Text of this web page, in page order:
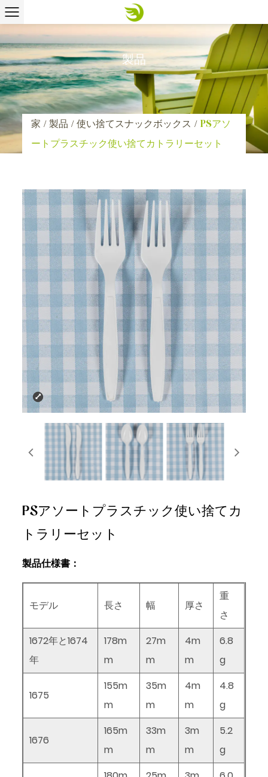
製品
家 /製品 /使い捨てスナックボックス / PSアソ
ートプラスチック使い捨てカトラリーセット
PSアソートプラスチック使い捨てカ
トラリーセット
製品仕様書：
モデル 長さ 幅 厚さ
重
さ
1672年と1674
年
178m
m
27m
m
4m
m
6.8
g
1675
155m
m
35m
m
4m
m
4.8
g
1676
165m
m
33m
m
3m
m
5.2
g